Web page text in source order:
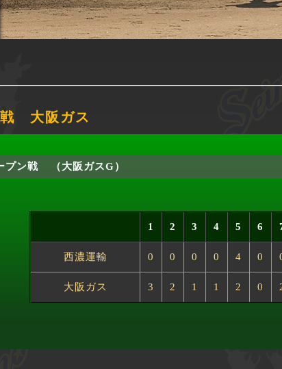
戦 大阪ガス
プン戦 （大阪ガスG）
1 2 3 4 5 6
西濃運輸 0 0 0 0 4 0
大阪ガス 3 2 1 1 2 0